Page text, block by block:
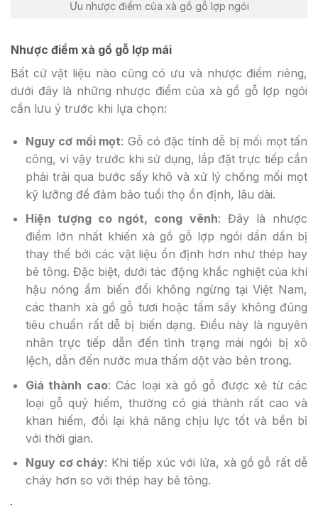
Ưu nhược điểm của xà gồ gỗ lợp ngói
Nhược điểm xà gồ gỗ lợp mái
Bất cứ vật liệu nào cũng có ưu và nhược điểm riêng,
dưới đây là những nhược điểm của xà gồ gỗ lợp ngói
cần lưu ý trước khi lựa chọn:
Nguy cơ mối mọt: Gỗ có đặc tính dễ bị mối mọt tấn
công, vì vậy trước khi sử dụng, lắp đặt trực tiếp cần
phải trải qua bước sấy khô và xử lý chống mối mọt
kỹ lưỡng để đảm bảo tuổi thọ ổn định, lâu dài.
Hiện tượng co ngót, cong vênh: Đây là nhược
điểm lớn nhất khiến xà gồ gỗ lợp ngói dần dần bị
thay thế bới các vật liệu ổn định hơn như thép hay
bê tông. Đặc biệt, dưới tác động khắc nghiệt của khí
hậu nóng ẩm biến đổi không ngừng tại Việt Nam,
các thanh xà gồ gỗ tươi hoặc tẩm sấy không đúng
tiêu chuẩn rất dễ bị biến dạng. Điều này là nguyên
nhân trực tiếp dẫn đến tình trạng mái ngói bị xô
lệch, dẫn đến nước mưa thấm dột vào bên trong.
Giá thành cao: Các loại xà gồ gỗ được xẻ từ các
loại gỗ quý hiếm, thường có giá thành rất cao và
khan hiếm, đổi lại khả năng chịu lực tốt và bền bỉ
với thời gian.
Nguy cơ cháy: Khi tiếp xúc với lửa, xà gồ gỗ rất dễ
cháy hơn so với thép hay bê tông.